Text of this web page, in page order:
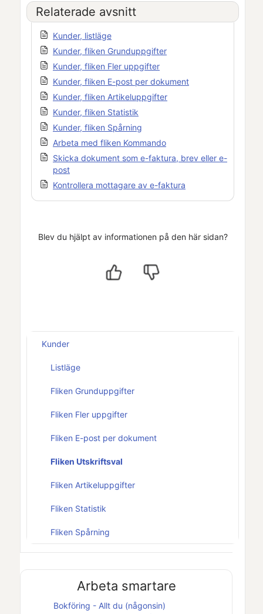
Relaterade avsnitt
Kunder, listläge
Kunder, fliken Grunduppgifter
Kunder, fliken Fler uppgifter
Kunder, fliken E-post per dokument
Kunder, fliken Artikeluppgifter
Kunder, fliken Statistik
Kunder, fliken Spårning
Arbeta med fliken Kommando
Skicka dokument som e-faktura, brev eller e-
post
Kontrollera mottagare av e-faktura
Blev du hjälpt av informationen på den här sidan?
Kunder
Listläge
Fliken Grunduppgifter
Fliken Fler uppgifter
Fliken E-post per dokument
Fliken Utskriftsval
Fliken Artikeluppgifter
Fliken Statistik
Fliken Spårning
Arbeta smartare
Bokföring - Allt du (någonsin)